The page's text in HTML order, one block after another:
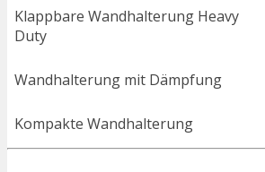
Klappbare Wandhalterung Heavy
Duty
Wandhalterung mit Dämpfung
Kompakte Wandhalterung